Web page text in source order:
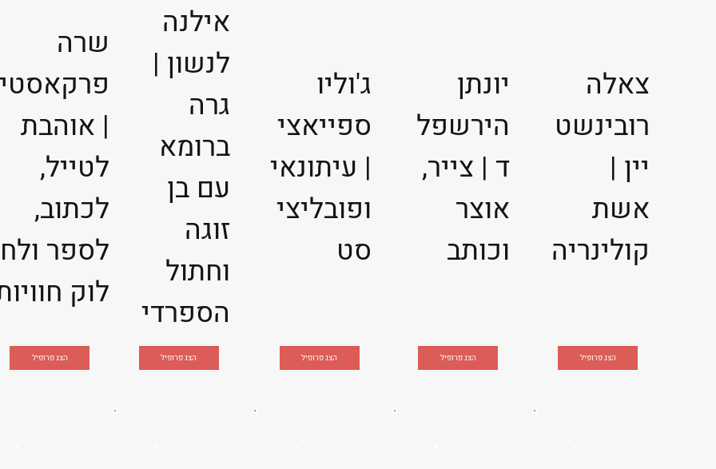
שרה
| אוהבת
לטייל,
לכתוב,
לספר ולח
לוק
הצג פרופיל
אילנה
לנשון |
גרה
ברומא
עם בן
זוגה
וחתול
הספרדי
הצג פרופיל
ג'וליו
ספייאצי
| עיתונאי
ופובליצי
סט
הצג פרופיל
יונתן
הירשפל
ד | צייר,
אוצר
וכותב
הצג פרופיל
צאלה
רובינשט
יין |
אשת
קולינריה
הצג פרופיל